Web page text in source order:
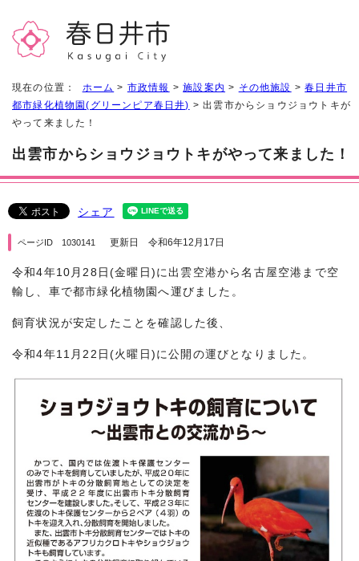
現在の位置： ホーム > 市政情報 >施設案内 > その他施設 >春日井市
都市緑化植物園(グリーンピア春日井) > 出雲市からショウジョウトキが
やって来ました！
出雲市からショウジョウトキがやって来ました！
シェア
ページID 1030141 更新日 令和6年12月17日
令和4年10月28日(金曜日)に出雲空港から名古屋空港まで空
輸し、車で都市緑化植物園へ運びました。
飼育状況が安定したことを確認した後、
令和4年11月22日(火曜日)に公開の運びとなりました。